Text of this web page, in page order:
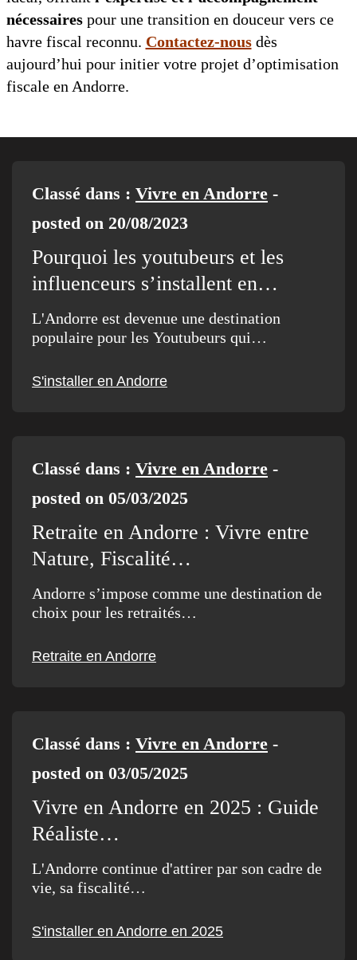
nécessairespour une transition en douceur vers ce
havre fiscal reconnu. Contactez-nousdès
aujourd’hui pour initier votre projet d’optimisation
fiscale en Andorre.
Classé dans : Vivre en Andorre -
posted on 20/08/2023
Pourquoi les youtubeurs et les
influenceurs s’installent en…
L'Andorre est devenue une destination
populaire pour les Youtubeurs qui…
S'installer en Andorre
Classé dans : Vivre en Andorre -
posted on 05/03/2025
Retraite en Andorre : Vivre entre
Nature, Fiscalité…
Andorre s’impose comme une destination de
choix pour les retraités…
Retraite en Andorre
Classé dans : Vivre en Andorre -
posted on 03/05/2025
Vivre en Andorre en 2025 : Guide
Réaliste…
L'Andorre continue d'attirer par son cadre de
vie, sa fiscalité…
S'installer en Andorre en 2025